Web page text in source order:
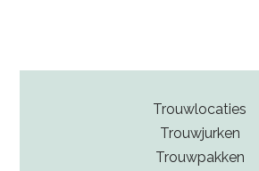
Trouwlocaties
Trouwjurken
Trouwpakken